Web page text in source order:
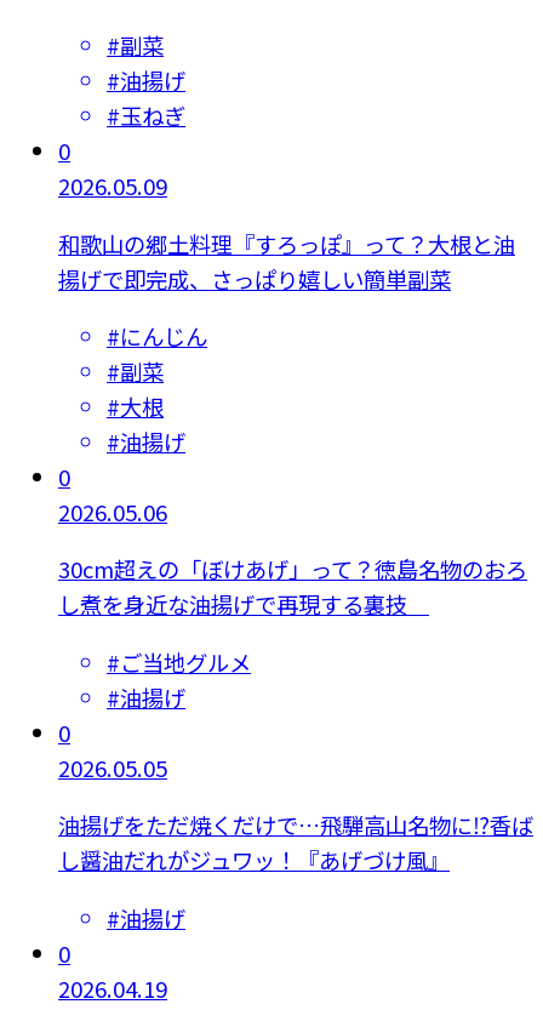
#副菜
#油揚げ
#玉ねぎ
0
2026.05.09
和歌山の郷土料理『すろっぽ』って？大根と油
揚げで即完成、さっぱり嬉しい簡単副菜
#にんじん
#副菜
#大根
#油揚げ
0
2026.05.06
30cm超えの「ぼけあげ」って？徳島名物のおろ
し煮を身近な油揚げで再現する裏技
#ご当地グルメ
#油揚げ
0
2026.05.05
油揚げをただ焼くだけで…飛騨高山名物に⁉香ば
し醤油だれがジュワッ！『あげづけ風』
#油揚げ
0
2026.04.19